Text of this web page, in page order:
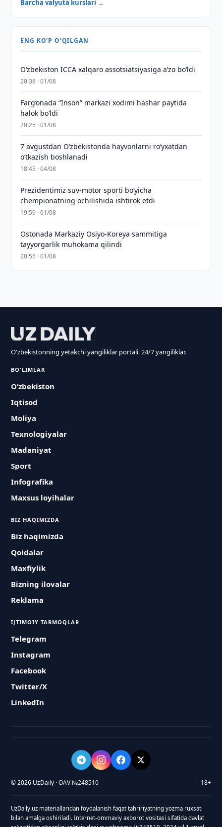
Barcha valyuta kurslari →
ENG KO'P O'QILGAN
O‘zbekiston ICCA xalqaro assotsiatsiyasiga aʼzo bo‘ldi
20:38 · 01/08
Farg‘onada “Inson” markazi xodimi hashar paytida
halok bo‘ldi
20:25 · 01/08
7 avgustdan O‘zbekistonda hayvonlarni ro‘yxatdan
o‘tkazish boshlanadi
18:45 · 04/08
Prezidentimiz suv-motor sporti bo‘yicha
chempionatning ochilishida ishtirok etdi
19:59 · 01/08
Ostonada Markaziy Osiyo-Koreya sammitiga
tayyorgarlik muhokama qilindi
20:55 · 01/08
O'zbekistonning yetakchi yangiliklar portali. 24/7 yangiliklar.
BO'LIMLAR
O‘zbekiston
Iqtisod
Moliya
Texnologiyalar
Madaniyat
Sport
Infografika
Maxsus loyihalar
BIZ HAQIMIZDA
Biz haqimizda
Qoidalar
Maxfiylik
Bizning ilovalar
Reklama
IJTIMOIY TARMOQLAR
Telegram
Instagram
Facebook
Twitter/X
LinkedIn
© 2026 UzDaily · OAV №248510 18+
UzDaily.uz materiallaridan foydalanish faqat tahririyatning yozma ruxsati
bilan amalga oshiriladi. Internet-ommaviy axborot vositasi sifatida davlat